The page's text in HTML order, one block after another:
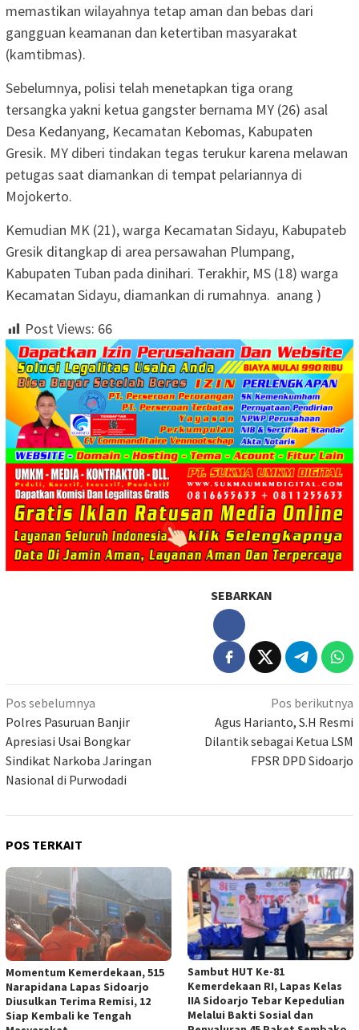
memastikan wilayahnya tetap aman dan bebas dari
gangguan keamanan dan ketertiban masyarakat
(kamtibmas).
Sebelumnya, polisi telah menetapkan tiga orang
tersangka yakni ketua gangster bernama MY (26) asal
Desa Kedanyang, Kecamatan Kebomas, Kabupaten
Gresik. MY diberi tindakan tegas terukur karena melawan
petugas saat diamankan di tempat pelariannya di
Mojokerto.
Kemudian MK (21), warga Kecamatan Sidayu, Kabupateb
Gresik ditangkap di area persawahan Plumpang,
Kabupaten Tuban pada dinihari. Terakhir, MS (18) warga
Kecamatan Sidayu, diamankan di rumahnya. anang )
Post Views: 66
SEBARKAN
Navigasi
pos
Pos sebelumnya
Polres Pasuruan Banjir
Apresiasi Usai Bongkar
Sindikat Narkoba Jaringan
Nasional di Purwodadi
Pos berikutnya
Agus Harianto, S.H Resmi
Dilantik sebagai Ketua LSM
FPSR DPD Sidoarjo
POS TERKAIT
Momentum Kemerdekaan, 515
Narapidana Lapas Sidoarjo
Diusulkan Terima Remisi, 12
Siap Kembali ke Tengah
Sambut HUT Ke-81
Kemerdekaan RI, Lapas Kelas
IIA Sidoarjo Tebar Kepedulian
Melalui Bakti Sosial dan